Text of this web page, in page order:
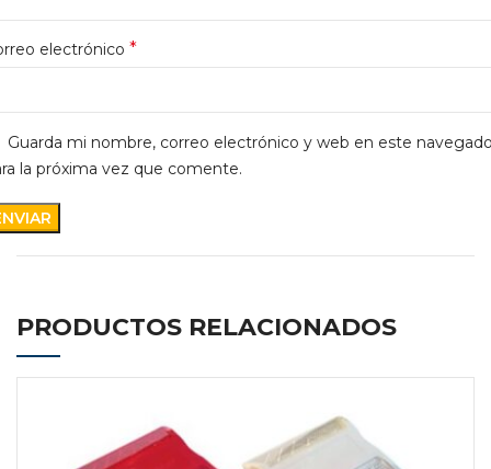
electrónico *
Guarda mi nombre, correo electrónico y web en este
la próxima vez que comente.
PRODUCTOS RELACIONADOS